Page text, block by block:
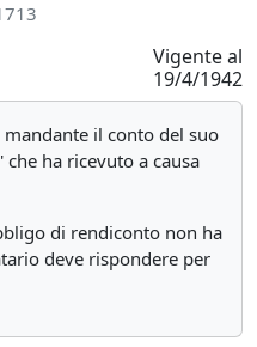
Vigente al
19/4/1942
il conto del suo
ha ricevuto a causa
di rendiconto non ha
deve rispondere per